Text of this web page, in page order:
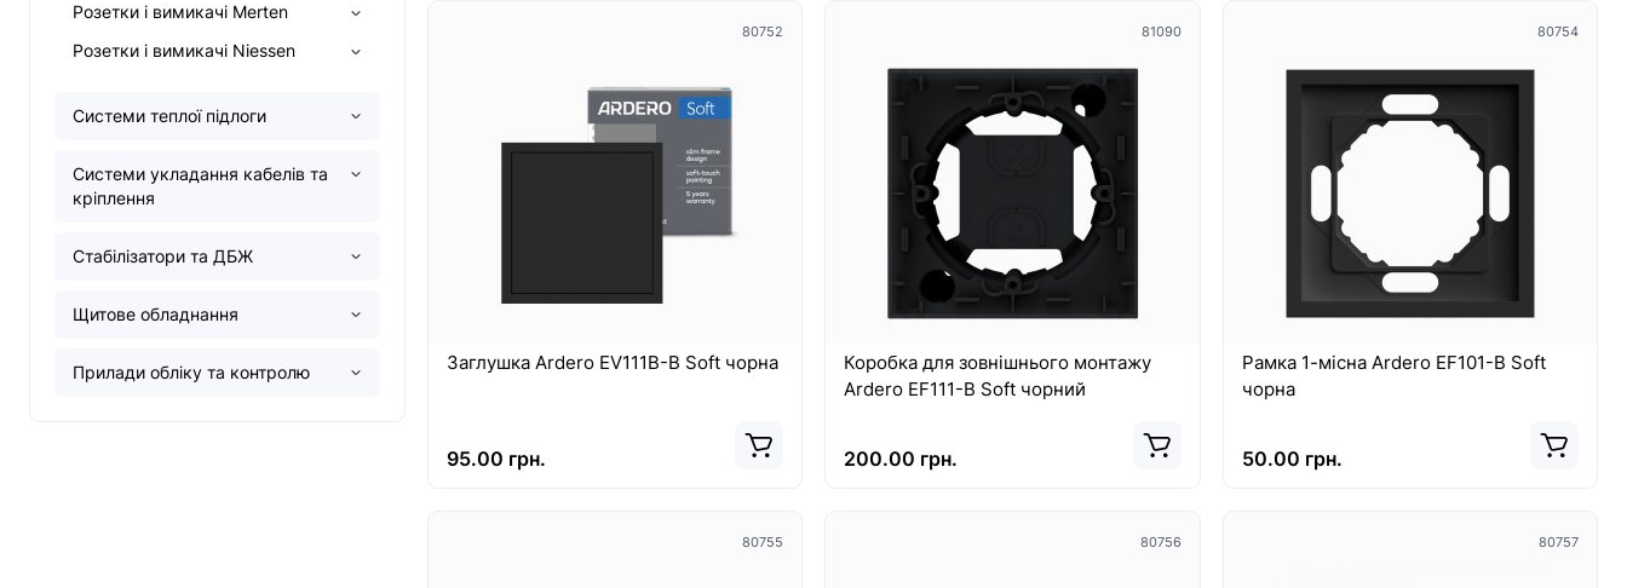
Розетки і вимикачі Merten
Розетки і вимикачі Niessen
Системи теплої підлоги
Системи укладання кабелів та
кріплення
Стабілізатори та ДБЖ
Щитове обладнання
Прилади обліку та контролю
80752
Заглушка Ardero EV111B-B Soft чорна
95.00 грн.
81090
Коробка для зовнішнього монтажу
Ardero EF111-B Soft чорний
200.00 грн.
80754
Рамка 1-місна Ardero EF101-B Soft
чорна
50.00 грн.
80755 80756 80757